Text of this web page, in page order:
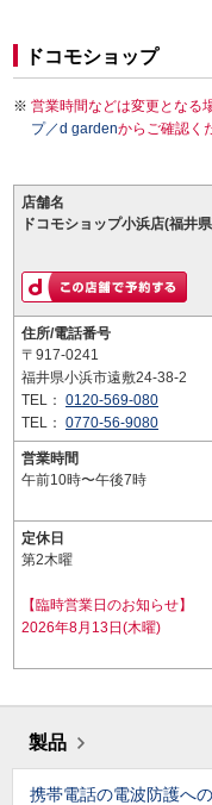
ドコモショップ
営業時間などは変更となる
プ／d gardenからご確認く
店舗名
ドコモショップ小浜店(福井
住所/電話番号
〒917-0241
福井県小浜市遠敷24-38-2
TEL： 0120-569-080
TEL： 0770-56-9080
営業時間
午前10時〜午後7時
定休日
第2木曜
【臨時営業日のお知らせ】
2026年8月13日(木曜)
製品
携帯電話の電波防護へ